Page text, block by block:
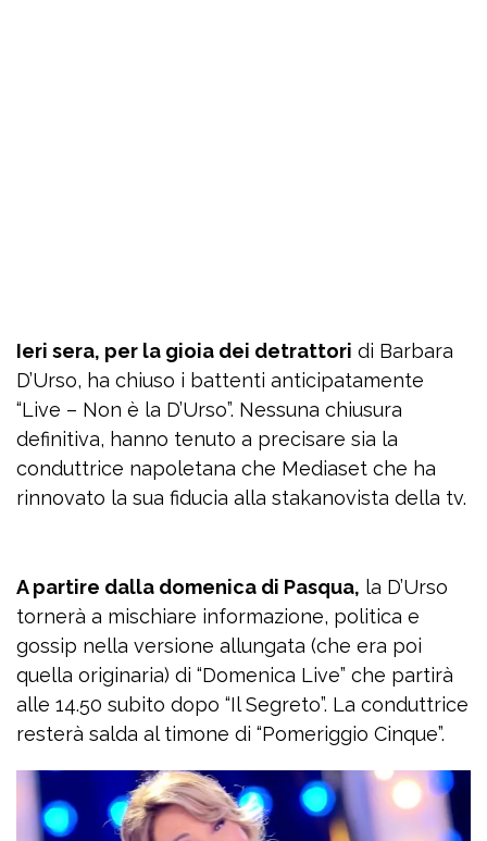
Ieri sera, per la gioia dei detrattori di Barbara
D’Urso, ha chiuso i battenti anticipatamente
“Live – Non è la D’Urso”. Nessuna chiusura
definitiva, hanno tenuto a precisare sia la
conduttrice napoletana che Mediaset che ha
rinnovato la sua fiducia alla stakanovista della tv.
A partire dalla domenica di Pasqua, la D’Urso
tornerà a mischiare informazione, politica e
gossip nella versione allungata (che era poi
quella originaria) di “Domenica Live” che partirà
alle 14.50 subito dopo “Il Segreto”. La conduttrice
resterà salda al timone di “Pomeriggio Cinque”.